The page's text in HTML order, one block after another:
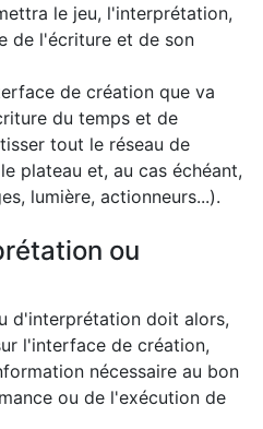
le jeu, l'interprétation,
de l'écriture et de son
de création que va
du temps et de
tout le réseau de
plateau et, au cas échéant,
lumière, actionneurs...).
ou
d'interprétation doit alors,
l'interface de création,
nécessaire au bon
ou de l'exécution de